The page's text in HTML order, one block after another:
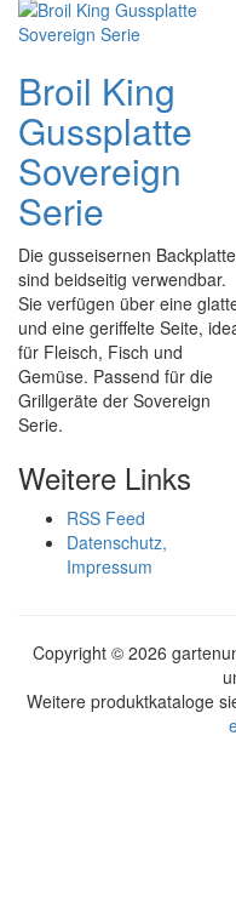
Broil King
Gussplatte
Sovereign
Serie
Die gusseisernen
sind beidseitig verwendbar.
Sie verfügen über eine
und eine geriffelte Seite,
für Fleisch, Fisch und
Gemüse. Passend für die
Grillgeräte der Sovereign
Serie.
Weitere Links
RSS Feed
Datenschutz,
Impressum
Copyright © 2026
Weitere produktkataloge